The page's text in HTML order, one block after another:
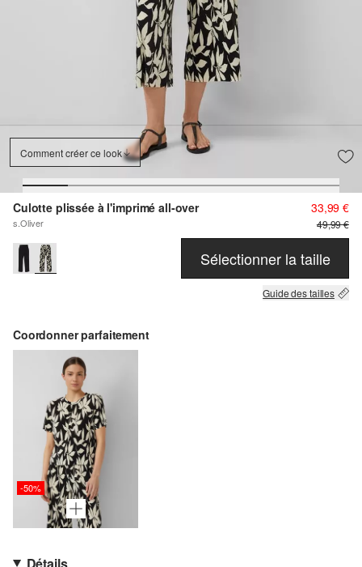
Comment créer ce look
Culotte plissée à l'imprimé all-over
s.Oliver
33,99 €
49,99 €
Sélectionner la taille
Guide des tailles
Coordonner parfaitement
-50%
Détails